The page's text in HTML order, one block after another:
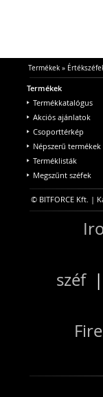
Termékek»
Termékek
Termékkatalógus
Akciós ajánlatok
Csoporttérkép
Népszerű termékek
Terméklisták
Megszűnt széfek
© BITFORCE Kft. |
széf|